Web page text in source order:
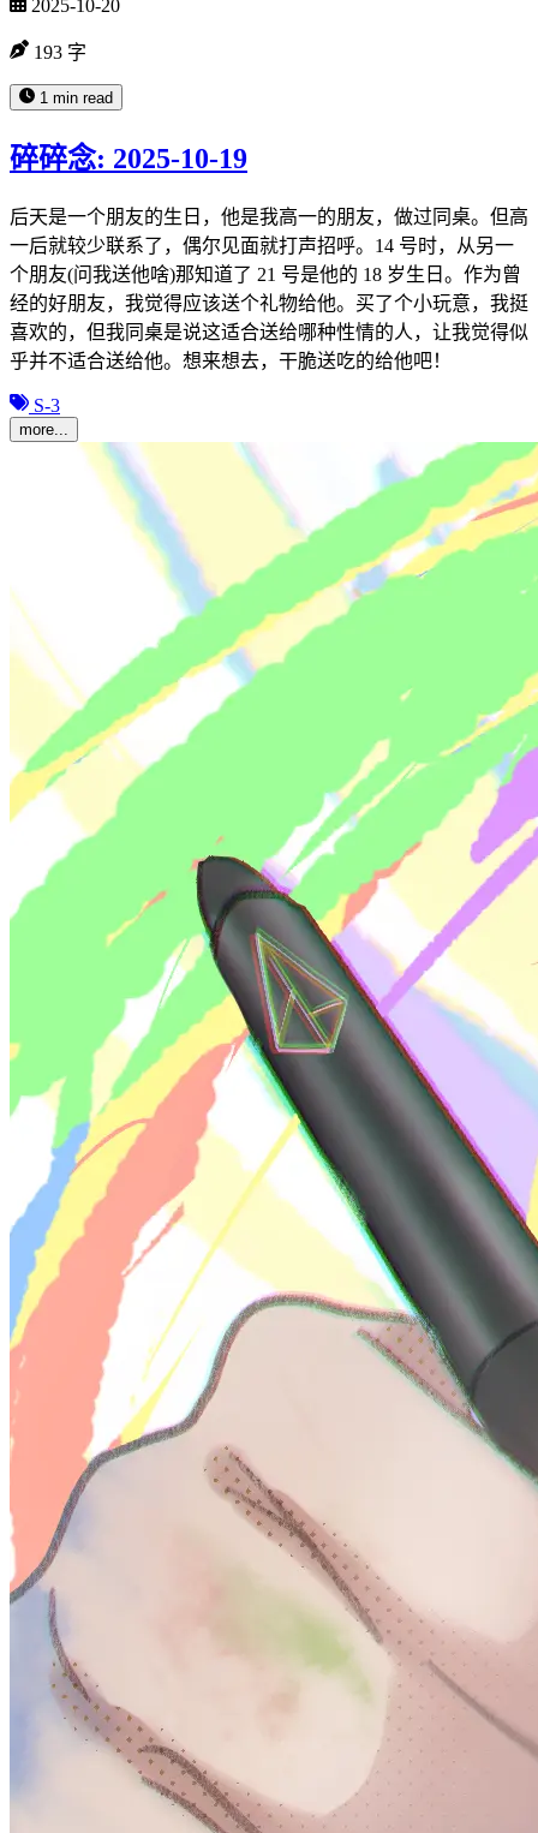
2025-10-20
193 字
1 min read
碎碎念: 2025-10-19
后天是一个朋友的生日，他是我高一的朋友，做过同桌。但高
一后就较少联系了，偶尔见面就打声招呼。14 号时，从另一
个朋友(问我送他啥)那知道了 21 号是他的 18 岁生日。作为曾
经的好朋友，我觉得应该送个礼物给他。买了个小玩意，我挺
喜欢的，但我同桌是说这适合送给哪种性情的人，让我觉得似
乎并不适合送给他。想来想去，干脆送吃的给他吧！
S-3
more...